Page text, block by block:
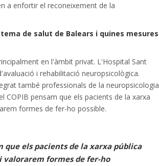
a enfortir el reconeixement de la
de salut de Balears i quines mesures
en l'àmbit privat. L'Hospital Sant
i rehabilitació neuropsicològica.
també professionals de la neuropsicologia
COPIB pensam que els pacients de la xarxa
formes de fer-ho possible.
que els pacients de la xarxa pública
valorarem formes de fer-ho